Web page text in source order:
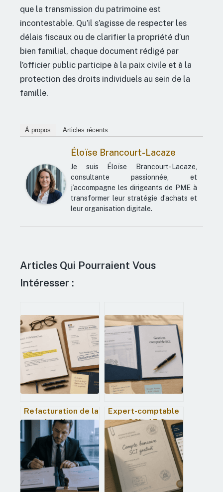
que la transmission du patrimoine est
incontestable. Qu’il s’agisse de respecter les
délais fiscaux ou de clarifier la propriété d’un
bien familial, chaque document rédigé par
l’officier public participe à la paix civile et à la
protection des droits individuels au sein de la
famille.
À propos Articles récents
Éloïse Brancourt-Lacaze
Je suis Éloïse Brancourt-Lacaze,
consultante passionnée, et
j’accompagne les dirigeants de PME à
transformer leur stratégie d’achats et
leur organisation digitale.
Articles Qui Pourraient Vous
Intéresser :
Refacturation de la
taxe foncière et
TVA : 3 règles
pour sécuriser
votre rentabilité
locative
Expert-comptable
pour SCI : 45 € par
mois pour
sécuriser votre
patrimoine